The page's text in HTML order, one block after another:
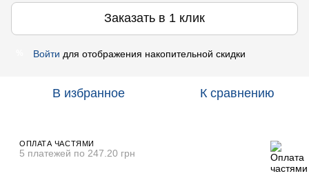
Заказать в 1 клик
Войти для отображения накопительной скидки
В избранное К сравнению
ОПЛАТА ЧАСТЯМИ
5 платежей по 247.20 грн